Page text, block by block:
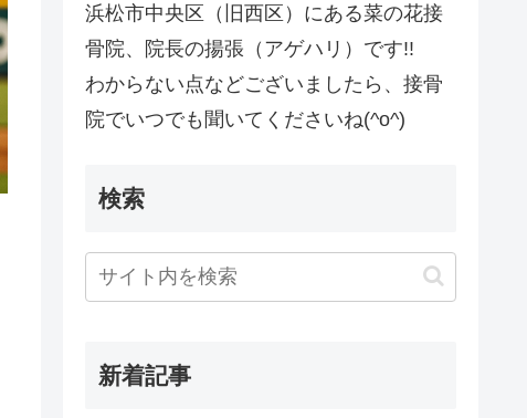
浜松市中央区（旧西区）にある菜の花接
骨院、院長の揚張（アゲハリ）です!!
わからない点などございましたら、接骨
院でいつでも聞いてくださいね(^o^)
検索
新着記事